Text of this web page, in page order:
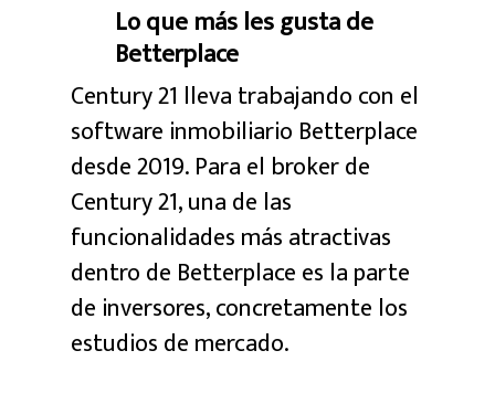
Lo que más les gusta de
Betterplace
Century 21 lleva trabajando con el
software inmobiliario Betterplace
desde 2019. Para el broker de
Century 21, una de las
funcionalidades más atractivas
dentro de Betterplace es la parte
de inversores, concretamente los
estudios de mercado.